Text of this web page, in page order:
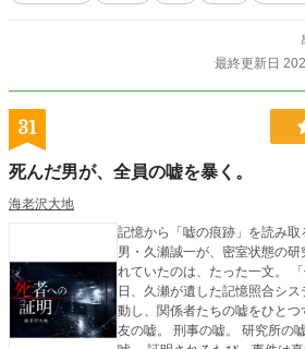
最終更新日
31
死んだ男が、全員の嘘を暴く。
海老沢大地
記憶から「嘘の痕跡」を読み
男・久瀬誠一が、密室状態の研究室で
れていたのは、たった一文。 「僕を信じるな。」 事件の翌
日、久瀬が遺した記憶照合シ
動し、関係者たちの嘘をひとつずつ暴
友の嘘。 刑事の嘘。 研究所の